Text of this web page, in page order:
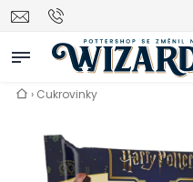
Vyhledávání
› Cukrovinky